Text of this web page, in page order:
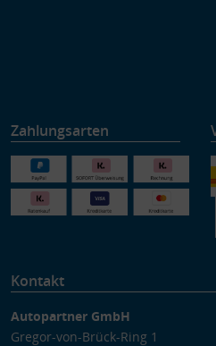
Zahlungsarten
Kontakt
Autopartner GmbH
Gregor-von-Brück-Ring 1